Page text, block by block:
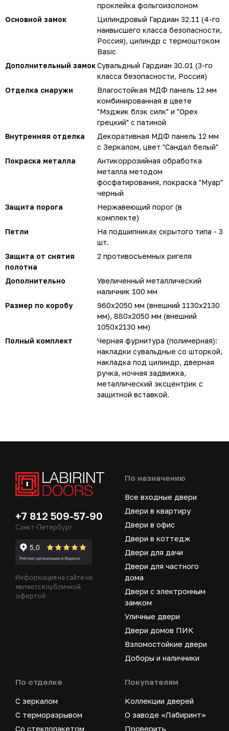
проклейка фольгоизолоном
Основной замок
Цилиндровый Гардиан 32.11 (4-го
наивысшего класса безопасности,
Россия), цилиндр с термоштоком
Basic
Дополнительный замокСувальдный Гардиан 30.01 (3-го
класса безопасности, Россия)
Отделка снаружи
Влагостойкая МДФ панель 12 мм
комбинированная в цвете
"Мэджик блэк силк" и "Орех
грецкий" с патиной
Внутренняя отделка
Декоративная МДФ панель 12 мм
с Зеркалом, цвет "Сандал белый"
Покраска металла
Антикоррозийная обработка
металла методом
фосфатирования, покраска "Муар"
черный
Защита порога
Нержавеющий порог (в
комплекте)
Петли
На подшипниках скрытого типа - 3
шт.
Защита от снятия
полотна
2 противосъемных ригеля
Дополнительно
Увеличенный металлический
наличник 100 мм
Размер по коробу
960х2050 мм (внешний 1130х2130
мм), 880х2050 мм (внешний
1050х2130 мм)
Полный комплект
Черная фурнитура (полимерная):
накладки сувальдные со шторкой,
накладка под цилиндр, дверная
ручка, ночная задвижка,
металлический эксцентрик с
защитной вставкой.
+7 812 509-57-90
Санкт-Петербург
Информация на сайте не
является публичной
офертой
По назначению
Все входные двери
Двери в квартиру
Двери в офис
Двери в коттедж
Двери для дачи
Двери для частного
дома
Двери с электронным
замком
Уличные двери
Двери домов ПИК
Взломостойкие двери
Доборы и наличники
По отделке
С зеркалом
С терморазрывом
Со стеклопакетом
Покупателям
Коллекции дверей
О заводе «Лабиринт»
Проверить